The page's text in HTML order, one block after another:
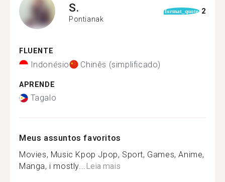
S.
Pontianak
format_quote 2
FLUENTE
Indonésio Chinês (simplificado)
APRENDE
Tagalo
Meus assuntos favoritos
Movies, Music Kpop Jpop, Sport, Games, Anime,
Manga, i mostly...Leia mais